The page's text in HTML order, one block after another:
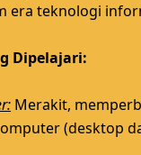
era teknologi
Dipelajari:
Merakit,
(desktop